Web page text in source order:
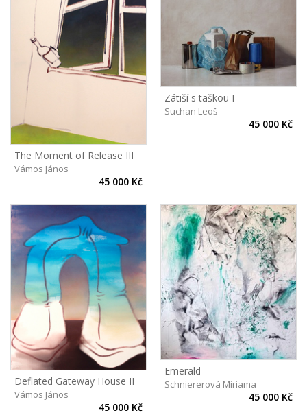
The Moment of Release III
Vámos János
45 000 Kč
Zátiší s taškou I
Suchan Leoš
45 000 Kč
Deflated Gateway House II
Vámos János
45 000 Kč
Emerald
Schniererová Miriama
45 000 Kč